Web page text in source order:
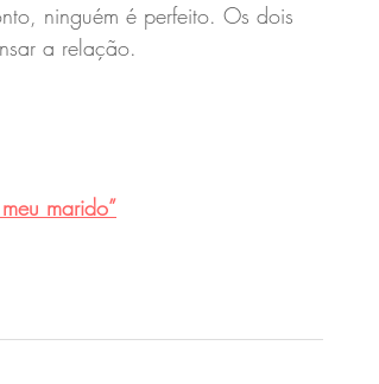
ninguém é perfeito. Os dois
a relação.
marido”